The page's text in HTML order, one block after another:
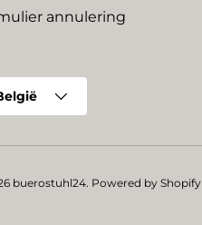
annulering
buerostuhl24. Powered by Shopify